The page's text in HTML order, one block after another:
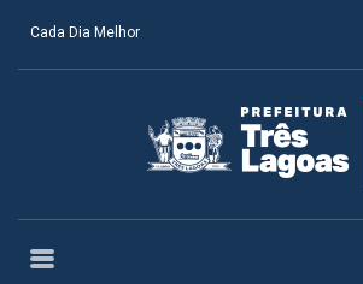
Cada Dia Melhor